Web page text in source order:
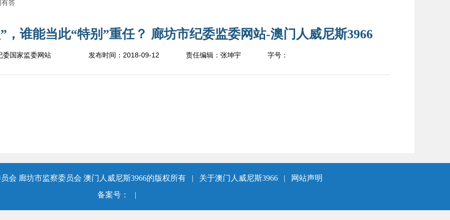
有答
，谁能当此“特别”重任？ 廊坊市纪委监委网站-澳门人威尼斯3966
委国家监委网站 发布时间： 2018-09-12 责任编辑： 张坤宇 字号：
会 廊坊市监察委员会 澳门人威尼斯3966的版权所有 | 关于澳门人威尼斯3966 |
网站声明
备案号：
|